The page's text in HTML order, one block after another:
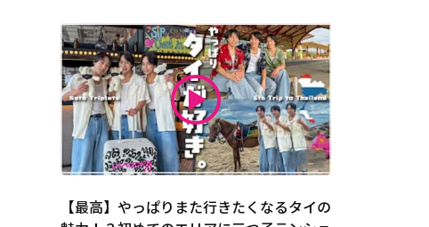
【最高】やっぱりまた行きたくなるタイの